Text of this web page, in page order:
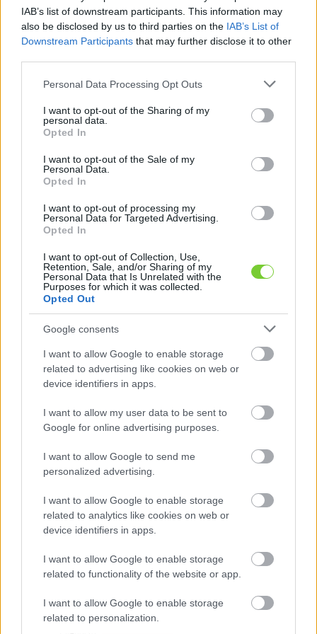
IAB’s list of downstream participants. This information may
also be disclosed by us to third parties on the IAB’s List of
Downstream Participants that may further disclose it to other
Please note that this website/app uses one or more Google
not limited to your visit or usage behaviour. You may click to
grant or deny consent to Google and its third-party tags to
use your data for below specified purposes in below Google
consent section.
Personal Data Processing Opt Outs
I want to opt-out of the Sharing of my
personal data.
Opted In
I want to opt-out of the Sale of my
Personal Data.
Opted In
I want to opt-out of processing my
Personal Data for Targeted Advertising.
Opted In
I want to opt-out of Collection, Use,
Retention, Sale, and/or Sharing of my
Personal Data that Is Unrelated with the
Purposes for which it was collected.
Opted Out
Google consents
I want to allow Google to enable storage
related to advertising like cookies on web or
device identifiers in apps.
I want to allow my user data to be sent to
Google for online advertising purposes.
I want to allow Google to send me
personalized advertising.
I want to allow Google to enable storage
related to analytics like cookies on web or
device identifiers in apps.
I want to allow Google to enable storage
related to functionality of the website or app.
I want to allow Google to enable storage
related to personalization.
Felhasználónév
Jelszó
Elfelejtette jelszavát?
Bejelentkezés
faiskola.hu
Kertészeti, kerti termékek és szolgáltatások térképes
KERTÉSZ ÉS KERTÉSZET REGISZTRÁCIÓ
E-mail küldése - Flora-
Pack Kertészet
Dunaújváros
Az Ön
mail címe:
Üzenet szövege: